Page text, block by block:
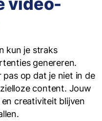
kun je straks
genereren.
op dat je niet in de
content. Jouw
creativiteit blijven